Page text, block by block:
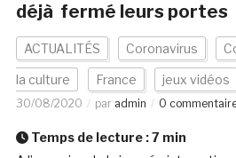
déjà fermé leurs portes
ACTUALITÉS Coronavirus
la culture France jeux vidéos
30/08/2020 par admin 0
Temps de lecture :7 min